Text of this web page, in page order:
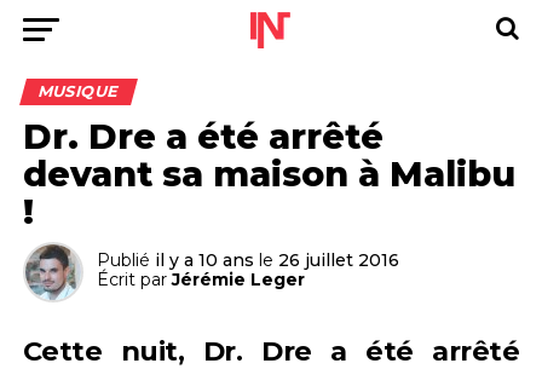
MUSIQUE
Dr. Dre a été arrêté
devant sa maison à Malibu
!
Publié il y a 10 ans le 26 juillet 2016
Écrit par Jérémie Leger
Cette nuit, Dr. Dre a été arrêté